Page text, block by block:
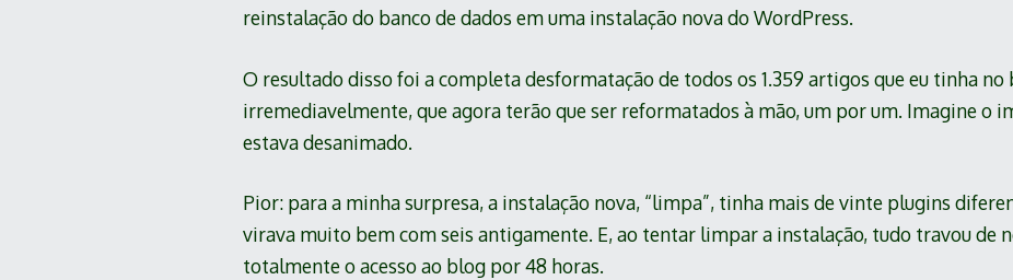
reinstalação do banco de dados em uma instalação nova do WordPress.
O resultado disso foi a completa desformatação de todos os 1.359 artigos que eu tinha no
irremediavelmente, que agora terão que ser reformatados à mão, um por um. Imagine o
estava desanimado.
Pior: para a minha surpresa, a instalação nova, “limpa”, tinha mais de vinte plugins
virava muito bem com seis antigamente. E, ao tentar limpar a instalação, tudo travou de
totalmente o acesso ao blog por 48 horas.